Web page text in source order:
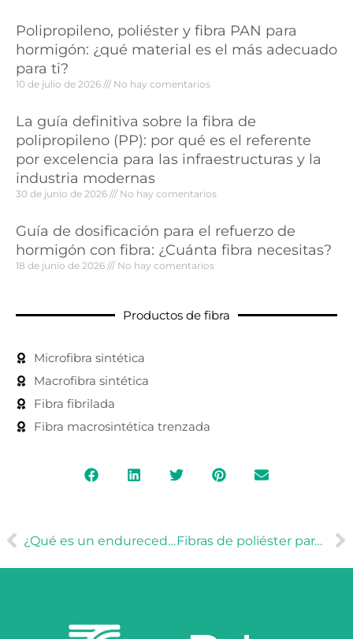
Polipropileno, poliéster y fibra PAN para
hormigón: ¿qué material es el más adecuado
para ti?
10 de julio de 2026 No hay comentarios
La guía definitiva sobre la fibra de
polipropileno (PP): por qué es el referente
por excelencia para las infraestructuras y la
industria modernas
30 de junio de 2026 No hay comentarios
Guía de dosificación para el refuerzo de
hormigón con fibra: ¿Cuánta fibra necesitas?
18 de junio de 2026 No hay comentarios
Productos de fibra
Microfibra sintética
Macrofibra sintética
Fibra fibrilada
Fibra macrosintética trenzada
Anterior ¿Qué es un endurecedor de hormigón? | Beneficios, tipos y funcionamiento Fibras de poliéster para el refuerzo del hormigón: Una guía completa para la construcción moderna